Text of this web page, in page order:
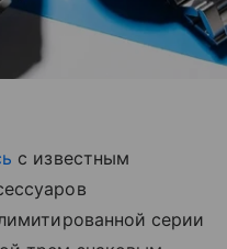
с известным
серии